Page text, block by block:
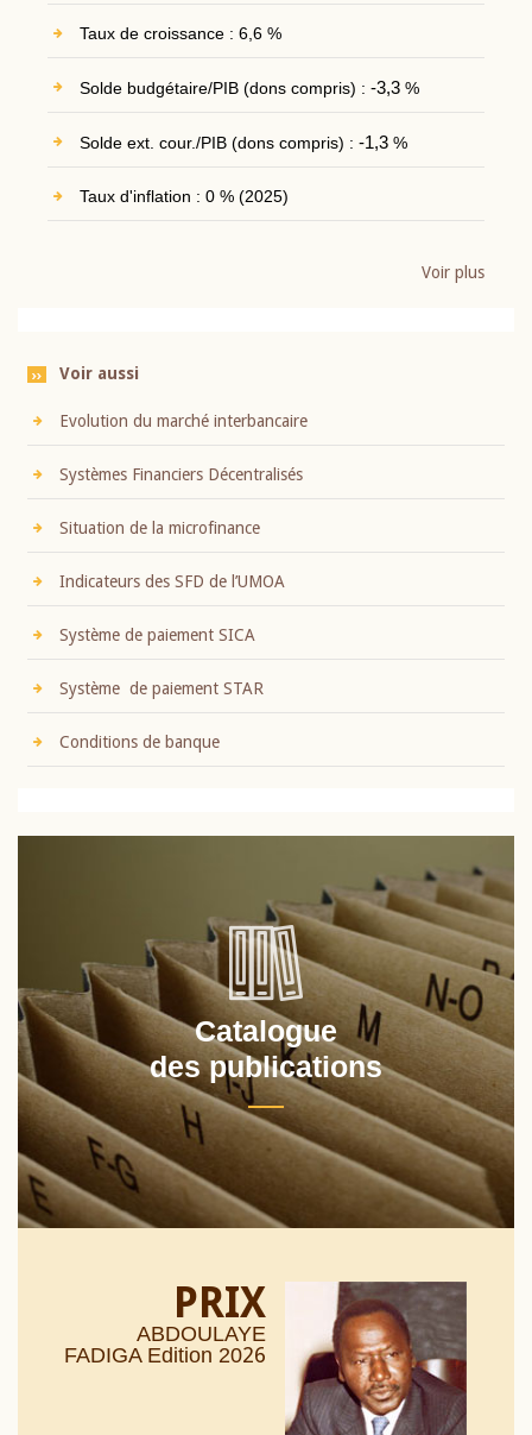
Taux de croissance : 6,6 %
Solde budgétaire/PIB (dons compris) : -3,3%
Solde ext. cour./PIB (dons compris) : -1,3%
Taux d'inflation : 0 % (2025)
Voir plus
Voir aussi
Evolution du marché interbancaire
Systèmes Financiers Décentralisés
Situation de la microfinance
Indicateurs des SFD de l’UMOA
Système de paiement SICA
Système de paiement STAR
Conditions de banque
Catalogue
des publications
PRIX
ABDOULAYE
FADIGA Edition 2026